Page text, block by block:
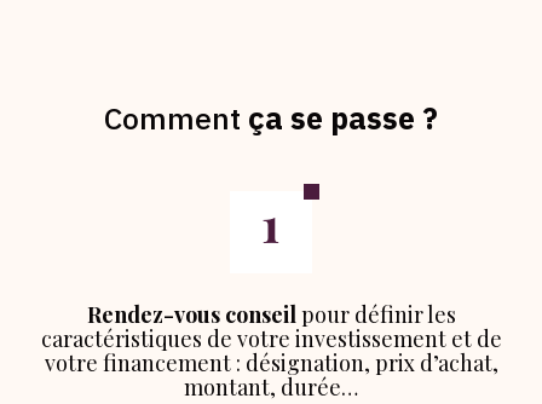
Comment ça se passe ?
Rendez-vous conseilpour définir les
caractéristiques de votre investissement et de
votre financement : désignation, prix d’achat,
montant, durée…